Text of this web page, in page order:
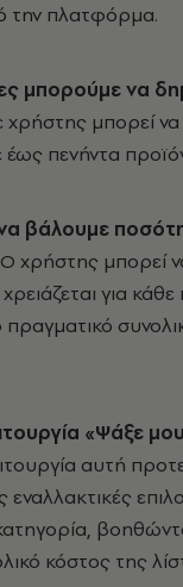
την πλατφόρμα.
μπορούμε να
μπορεί
έως πενήντα
βάλουμε
χρήστης μπορεί
για
πραγματικό
«Ψάξε
αυτή
εναλλακτικές
κόστος της